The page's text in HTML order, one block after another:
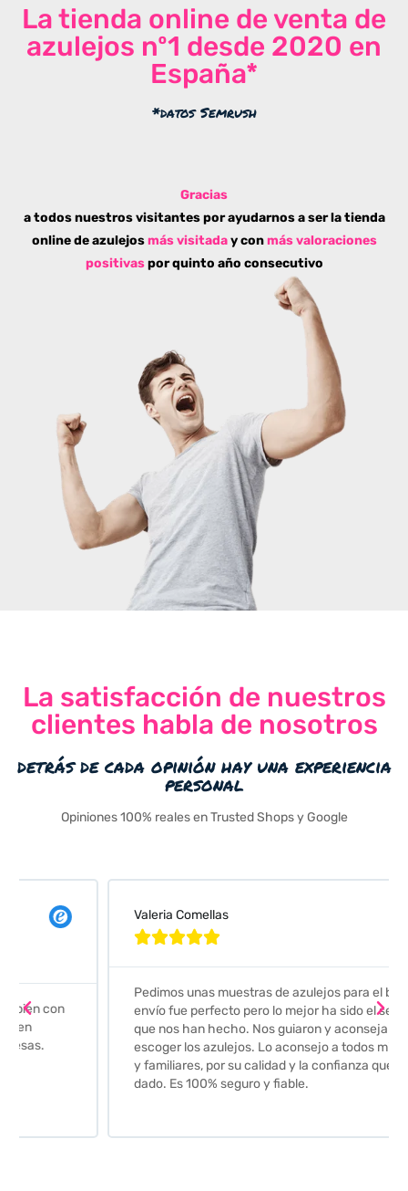
La tienda online de venta de
azulejos nº1 desde 2020 en
España*
*datos Semrush
Gracias
a todos nuestros visitantes por ayudarnos a ser la tienda
online de azulejos más visitaday conmás valoraciones
positivaspor quinto año consecutivo
La satisfacción de nuestros
clientes habla de nosotros
detrás de cada opinión hay una experiencia
personal
Opiniones 100% reales en Trusted Shops y Google
Valeria Comellas
Pedimos unas muestras de azulejos para el baño. El
envío fue perfecto pero lo mejor ha sido el seguimiento
que nos han hecho. Nos guiaron y aconsejaron para
escoger los azulejos. Lo aconsejo a todos mis amigos
y familiares, por su calidad y la confianza que nos han
dado. Es 100% seguro y fiable.